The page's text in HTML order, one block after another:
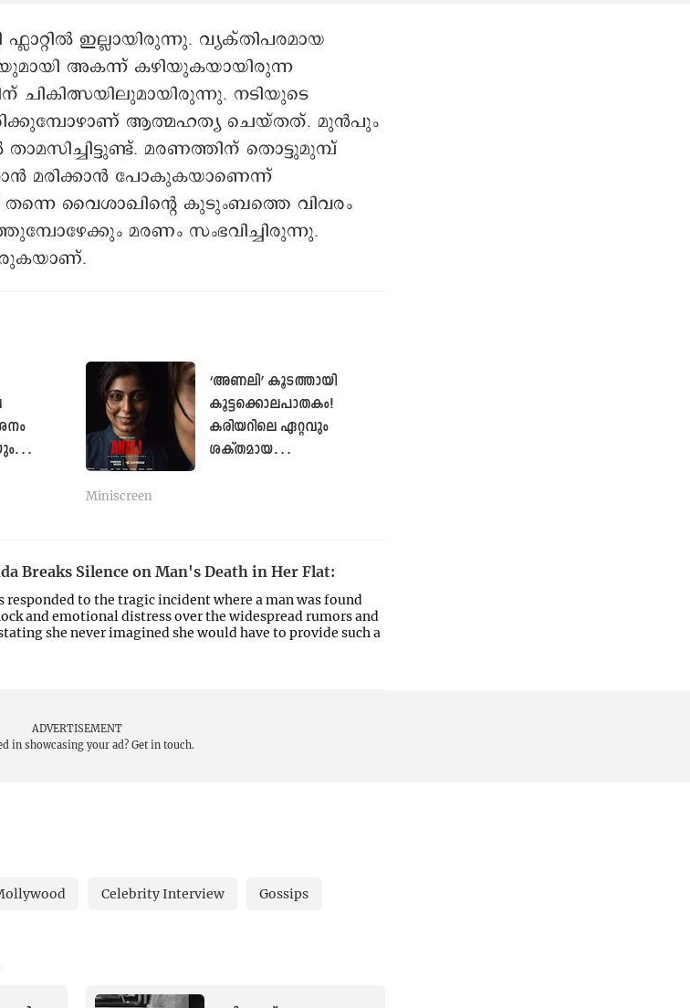
ഇല്ലായിരുന്നു. വ്യക്തിപരമായ
അകന്ന് കഴിയുകയായിരുന്ന
നടിയുടെ
ആത്മഹത്യ ചെയ്തത്. മുന്‍പും
മരണത്തിന് തൊട്ടുമുമ്പ്
മരിക്കാന്‍ പോകുകയാണെന്ന്
തന്നെ വൈശാഖിന്റെ കുടുംബത്തെ വിവരം
മരണം സംഭവിച്ചിരുന്നു.
‘അണലി’ കൂടത്തായി
കൂട്ടക്കൊലപാതകം!
കരിയറിലെ ഏറ്റവും
ശക്തമായ
Miniscreen
Breaks Silence on Man's Death in Her Flat:
responded to the tragic incident where a man was found
and emotional distress over the widespread rumors and
she never imagined she would have to provide such a
ADVERTISEMENT
in showcasing your ad? Get in touch.
Celebrity Interview Gossips